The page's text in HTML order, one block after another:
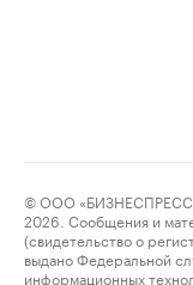
© ООО
2026. Сообщения и
(свидетельство о
выдано Федеральной
информационных